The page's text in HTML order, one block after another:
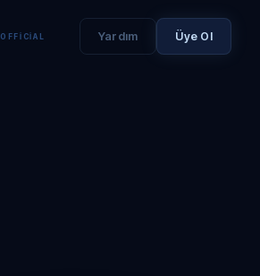
OFFICIAL Yardım Üye Ol